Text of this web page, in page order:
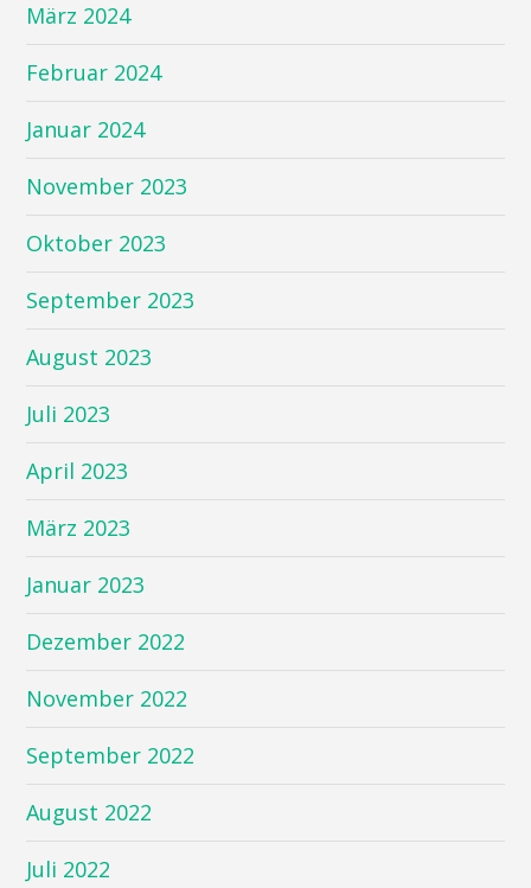
März 2024
Februar 2024
Januar 2024
November 2023
Oktober 2023
September 2023
August 2023
Juli 2023
April 2023
März 2023
Januar 2023
Dezember 2022
November 2022
September 2022
August 2022
Juli 2022